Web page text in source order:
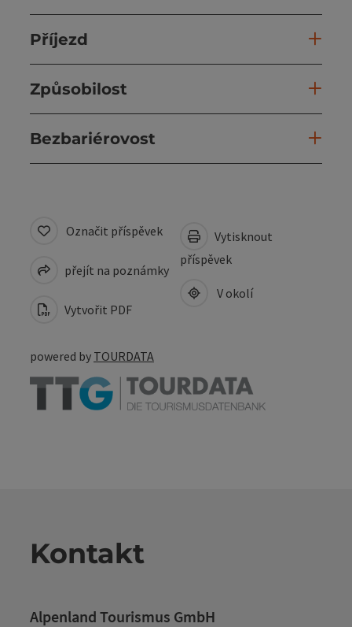
Příjezd
Způsobilost
Bezbariérovost
Označit příspěvek
přejít na poznámky
Vytvořit PDF
Vytisknout
příspěvek
V okolí
powered by TOURDATA
Kontakt
Alpenland Tourismus GmbH